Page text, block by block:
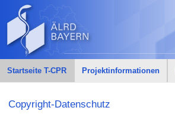
Startseite T-CPR Projektinformationen
Copyright-Datenschutz